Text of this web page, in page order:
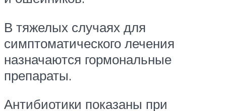
В тяжелых случаях для
симптоматического лечения
назначаются гормональные
препараты.
Антибиотики показаны при